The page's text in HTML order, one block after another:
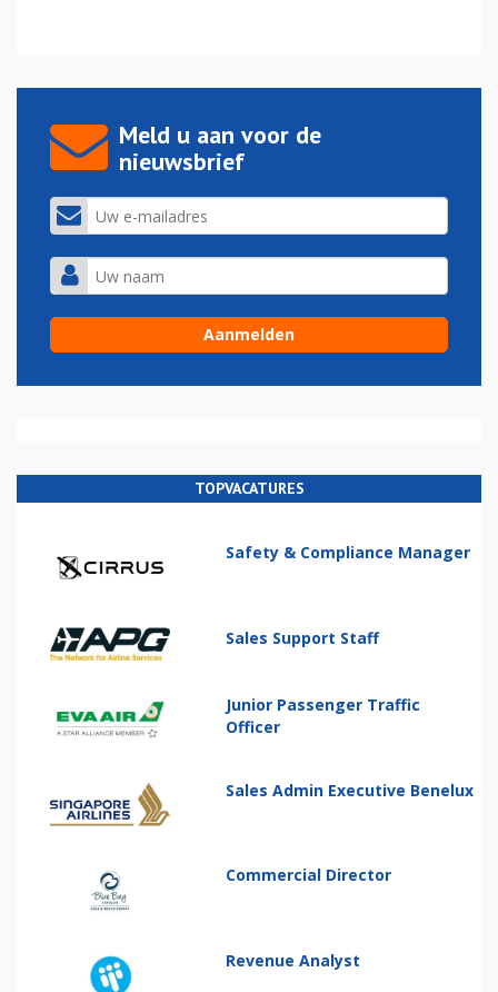
Meld u aan voor de
nieuwsbrief
TOPVACATURES
Safety & Compliance Manager
Sales Support Staff
Junior Passenger Traffic
Officer
Sales Admin Executive Benelux
Commercial Director
Revenue Analyst